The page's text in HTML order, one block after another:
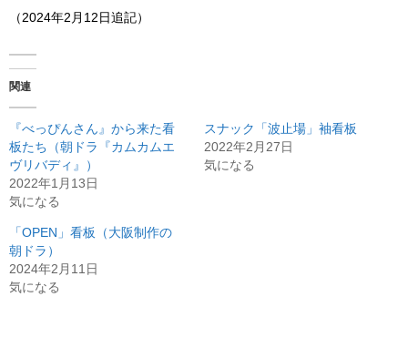
（2024年2月12日追記）
関連
『べっぴんさん』から来た看
板たち（朝ドラ『カムカムエ
ヴリバディ』）
2022年1月13日
気になる
スナック「波止場」袖看板
2022年2月27日
気になる
「OPEN」看板（大阪制作の
朝ドラ）
2024年2月11日
気になる